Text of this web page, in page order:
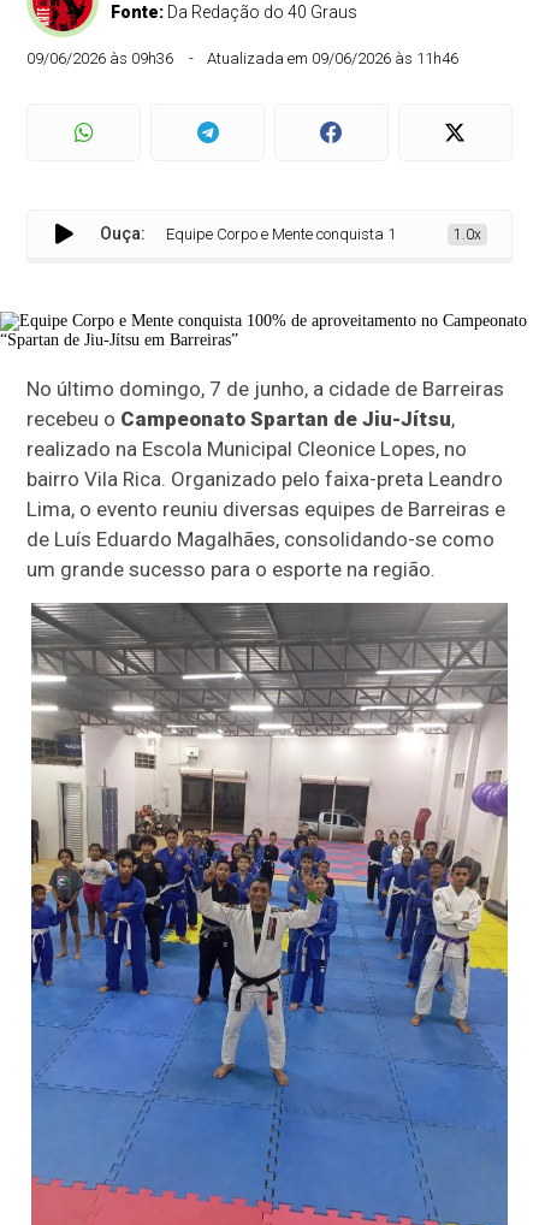
Fonte: Da Redação do 40 Graus
09/06/2026 às 09h36 Atualizada em 09/06/2026 às 11h46
Ouça:
Equipe Corpo e Mente conquista 100% de aproveitamento
1.0x
No último domingo, 7 de junho, a cidade de Barreiras
recebeu o Campeonato Spartan de Jiu-Jítsu,
realizado na Escola Municipal Cleonice Lopes, no
bairro Vila Rica. Organizado pelo faixa-preta Leandro
Lima, o evento reuniu diversas equipes de Barreiras e
de Luís Eduardo Magalhães, consolidando-se como
um grande sucesso para o esporte na região.